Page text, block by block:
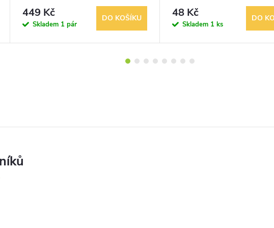
449 Kč
Skladem 1 pár
DO KOŠÍKU 48 Kč
Skladem 1 ks
DO